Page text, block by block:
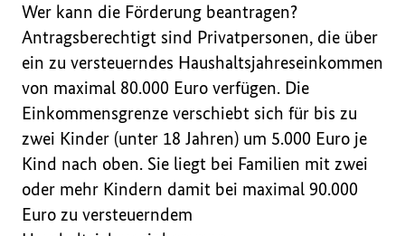
Wer kann die Förderung beantragen?
Antragsberechtigt sind Privatpersonen, die über
ein zu versteuerndes Haushaltsjahreseinkommen
von maximal 80.000 Euro verfügen. Die
Einkommensgrenze verschiebt sich für bis zu
zwei Kinder (unter 18 Jahren) um 5.000 Euro je
Kind nach oben. Sie liegt bei Familien mit zwei
oder mehr Kindern damit bei maximal 90.000
Euro zu versteuerndem